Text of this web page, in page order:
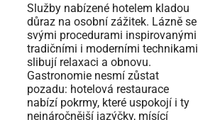
Služby nabízené hotelem kladou
důraz na osobní zážitek. Lázně se
svými procedurami inspirovanými
tradičními i moderními technikami
slibují relaxaci a obnovu.
Gastronomie nesmí zůstat
pozadu: hotelová restaurace
nabízí pokrmy, které uspokojí i ty
nejnáročnější jazýčky, mísící